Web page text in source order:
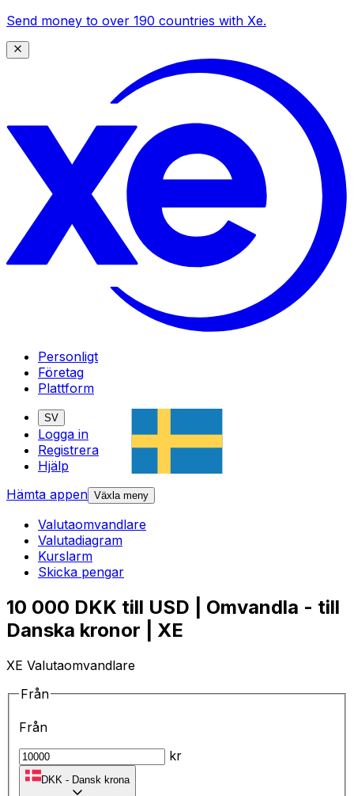
Send money to over 190 countries with Xe.
Personligt
Företag
Plattform
SV
Logga in
Registrera
Hjälp
Hämta appen Växla meny
Valutaomvandlare
Valutadiagram
Kurslarm
Skicka pengar
10 000 DKK till USD | Omvandla - till
Danska kronor | XE
XE Valutaomvandlare
Från
Från
kr
DKK - Dansk krona